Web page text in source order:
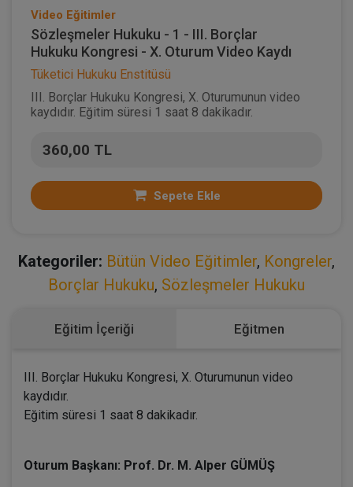
Video Eğitimler
Sözleşmeler Hukuku - 1 - III. Borçlar
Hukuku Kongresi - X. Oturum Video Kaydı
Tüketici Hukuku Enstitüsü
III. Borçlar Hukuku Kongresi, X. Oturumunun video
kaydıdır. Eğitim süresi 1 saat 8 dakikadır.
360,00 TL
Sepete Ekle
Kategoriler: Bütün Video Eğitimler, Kongreler,
Borçlar Hukuku, Sözleşmeler Hukuku
Eğitim İçeriği Eğitmen
III. Borçlar Hukuku Kongresi, X. Oturumunun video
kaydıdır.
Eğitim süresi 1 saat 8 dakikadır.
Oturum Başkanı: Prof. Dr. M. Alper GÜMÜŞ